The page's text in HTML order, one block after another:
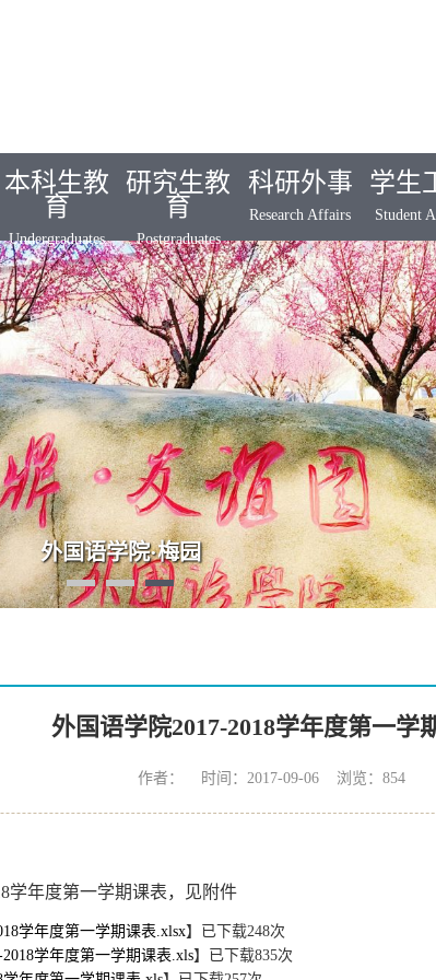
本科生教
育
Undergraduates
研究生教
育
Postgraduates
科研外事
Research Affairs
学生
Student
外国语学院·梅园
外国语学院2017-2018学年度第一学
作者： 时间：2017-09-06 浏览：854
学年度第一学期课表，见附件
学年度第一学期课表.xlsx】已下载248次
学年度第一学期课表.xls】已下载835次